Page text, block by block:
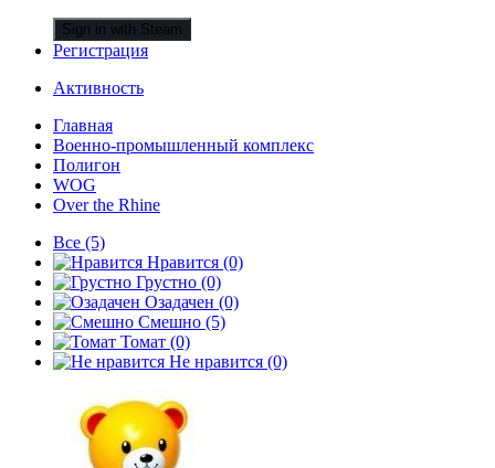
Sign in with Steam
Регистрация
Активность
Главная
Военно-промышленный комплекс
Полигон
WOG
Over the Rhine
Все (5)
Нравится (0)
Грустно (0)
Озадачен (0)
Смешно (5)
Томат (0)
Не нравится (0)